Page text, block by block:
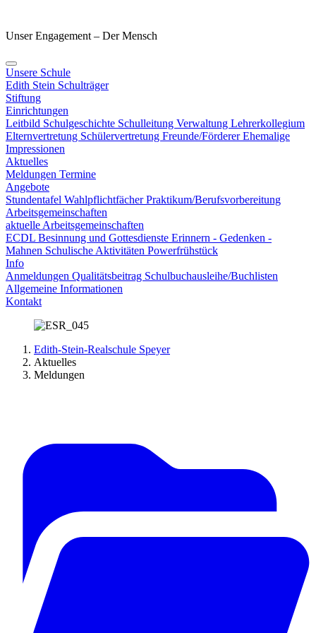
Unser Engagement – Der Mensch
Unsere Schule
Edith Stein Schulträger
Stiftung
Einrichtungen
Leitbild Schulgeschichte Schulleitung Verwaltung Lehrerkollegium
Elternvertretung Schülervertretung Freunde/FördererEhemalige
Impressionen
Aktuelles
Meldungen Termine
Angebote
Stundentafel WahlpflichtfächerPraktikum/Berufsvorbereitung
Arbeitsgemeinschaften
aktuelle Arbeitsgemeinschaften
ECDL Besinnung und Gottesdienste Erinnern - Gedenken -
Mahnen Schulische Aktivitäten Powerfrühstück
Info
Anmeldungen Qualitätsbeitrag Schulbuchausleihe/Buchlisten
Allgemeine Informationen
Kontakt
Edith-Stein-Realschule Speyer
Aktuelles
Meldungen